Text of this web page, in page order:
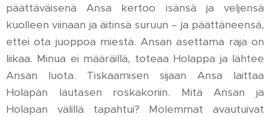
päättäväisenä Ansa kertoo isänsä ja veljensä
kuolleen viinaan ja äitinsä suruun – ja päättäneensä,
ettei ota juoppoa miestä. Ansan asettama raja on
liikaa. Minua ei määräillä, toteaa Holappa ja lähtee
Ansan luota. Tiskaamisen sijaan Ansa laittaa
Holapan lautasen roskakoriin. Mitä Ansan ja
Holapan välillä tapahtui? Molemmat avautuivat